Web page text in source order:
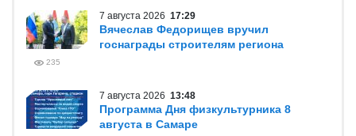
7 августа 2026 17:29
Вячеслав Федорищев вручил
госнаграды строителям региона
235
7 августа 2026 13:48
Программа Дня физкультурника 8
августа в Самаре